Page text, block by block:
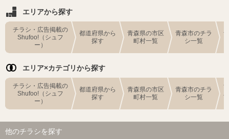
エリアから探す
チラシ・広告掲載の
Shufoo!（シュフ
ー）
都道府県から
探す
青森県の市区
町村一覧
青森市のチラ
シ一覧
エリア×カテゴリから探す
チラシ・広告掲載の
Shufoo!（シュフ
ー）
都道府県から
探す
青森県の市区
町村一覧
青森市のチラ
シ一覧
他のチラシを探す